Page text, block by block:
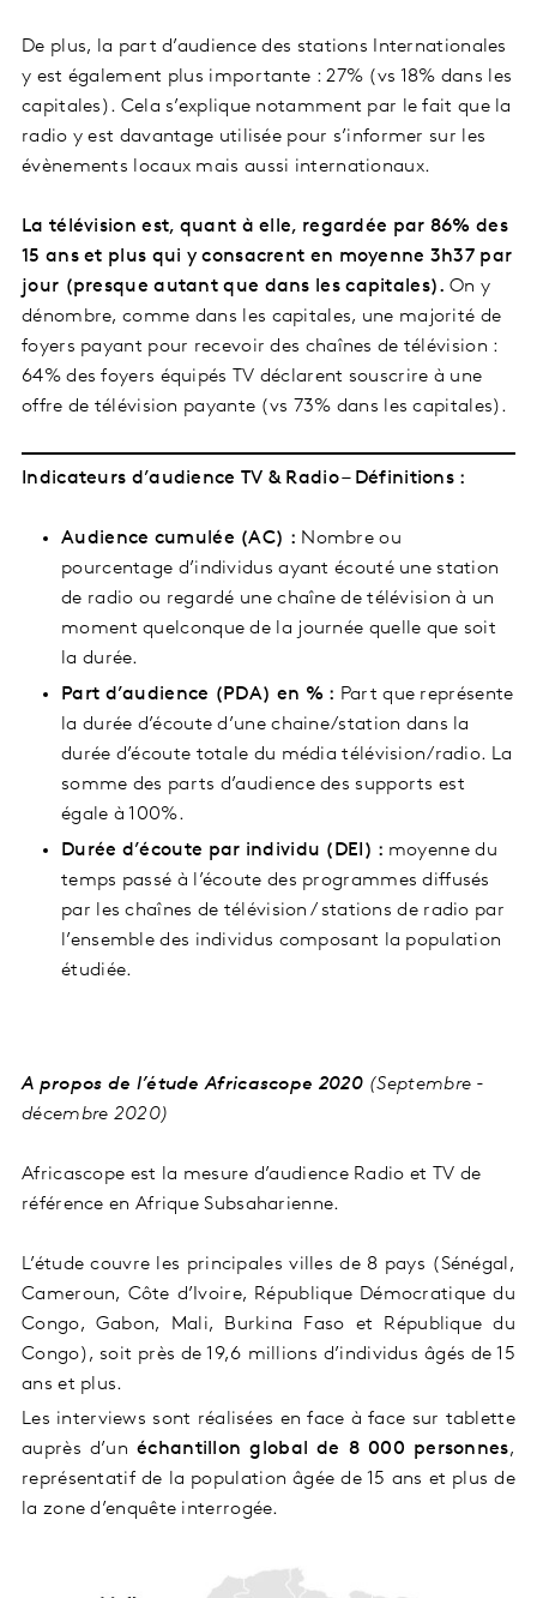
De plus, la part d’audience des stations Internationales
y est également plus importante : 27% (vs 18% dans les
capitales). Cela s’explique notamment par le fait que la
radio y est davantage utilisée pour s’informer sur les
évènements locaux mais aussi internationaux.
La télévision est, quant à elle, regardée par 86% des
15 ans et plus qui y consacrent en moyenne 3h37 par
jour (presque autant que dans les capitales). On y
dénombre, comme dans les capitales, une majorité de
foyers payant pour recevoir des chaînes de télévision :
64% des foyers équipés TV déclarent souscrire à une
offre de télévision payante (vs 73% dans les capitales).
Indicateurs d’audience TV & Radio – Définitions :
Audience cumulée (AC) : Nombre ou
pourcentage d’individus ayant écouté une station
de radio ou regardé une chaîne de télévision à un
moment quelconque de la journée quelle que soit
la durée.
Part d’audience (PDA) en % : Part que représente
la durée d’écoute d’une chaine/station dans la
durée d’écoute totale du média télévision/radio. La
somme des parts d’audience des supports est
égale à 100%.
Durée d’écoute par individu (DEI) : moyenne du
temps passé à l’écoute des programmes diffusés
par les chaînes de télévision / stations de radio par
l’ensemble des individus composant la population
étudiée.
A propos de l’étude Africascope 2020 (Septembre -
décembre 2020)
Africascope est la mesure d’audience Radio et TV de
référence en Afrique Subsaharienne.
L’étude couvre les principales villes de 8 pays (Sénégal,
Cameroun, Côte d’Ivoire, République Démocratique du
Congo, Gabon, Mali, Burkina Faso et République du
Congo), soit près de 19,6 millions d’individus âgés de 15
ans et plus.
Les interviews sont réalisées en face à face sur tablette
auprès d’unéchantillon global de 8 000 personnes,
représentatif de la population âgée de 15 ans et plus de
la zone d’enquête interrogée.